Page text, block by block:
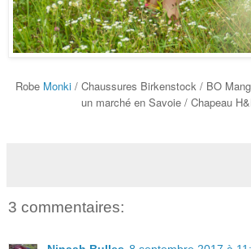
Robe Monki / Chaussures Birkenstock / BO
un marché en Savoie / Chapeau
3 commentaires: